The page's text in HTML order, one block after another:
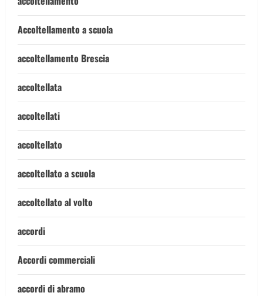
Accoltellamento a scuola
accoltellamento Brescia
accoltellata
accoltellati
accoltellato
accoltellato a scuola
accoltellato al volto
accordi
Accordi commerciali
accordi di abramo